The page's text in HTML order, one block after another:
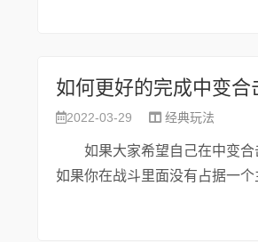
如何更好的完成中变
2022-03-29 经典玩法
如果大家希望自己在中变合
如果你在战斗里面没有占据一